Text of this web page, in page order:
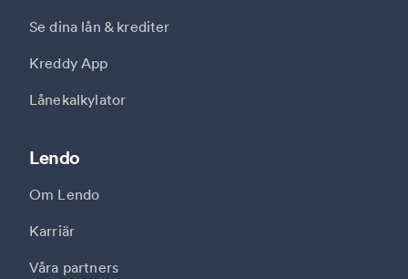
Se dina lån & krediter
Kreddy App
Lånekalkylator
Lendo
Om Lendo
Karriär
Våra partners